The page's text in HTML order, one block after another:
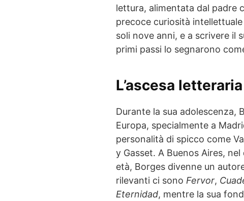
lettura, alimentata dal padre
precoce curiosità
soli nove anni, e a scrivere il
primi passi lo segnarono
L’ascesa
Durante la sua adolescenza,
Europa, specialmente a
personalità di spicco come
y Gasset. A Buenos Aires,
età, Borges divenne un
rilevanti ci sono Fervor,
Eternidad, mentre la sua